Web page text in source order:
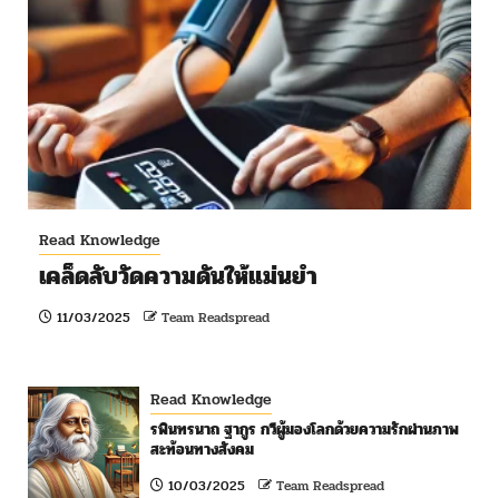
Read Knowledge
เคล็ดลับวัดความดันให้แม่นยำ
11/03/2025 Team Readspread
Read Knowledge
รพินทรนาถ ฐากูร กวีผู้มองโลกด้วยความรักผ่านภาพ
สะท้อนทางสังคม
10/03/2025 Team Readspread